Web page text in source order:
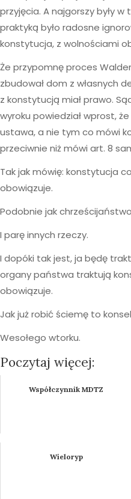
przyjęcia. A najgorszy były
praktyką było radosne
konstytucja, z wolnościami
Że przypomnę proces
zbudował dom z własnych
z konstytucją miał prawo.
wyroku powiedział wprost,
ustawa, a nie tym co mówi
przeciwnie niż mówi art. 8
Tak jak mówię: konstytucja
obowiązuje.
Podobnie jak
I parę innych rzeczy.
I dopóki tak jest, ja będę
organy państwa traktują
obowiązuje.
Jak już robić ściemę to
Wesołego wtorku.
Poczytaj więcej:
Współczynnik MDTZ
Wieloryp